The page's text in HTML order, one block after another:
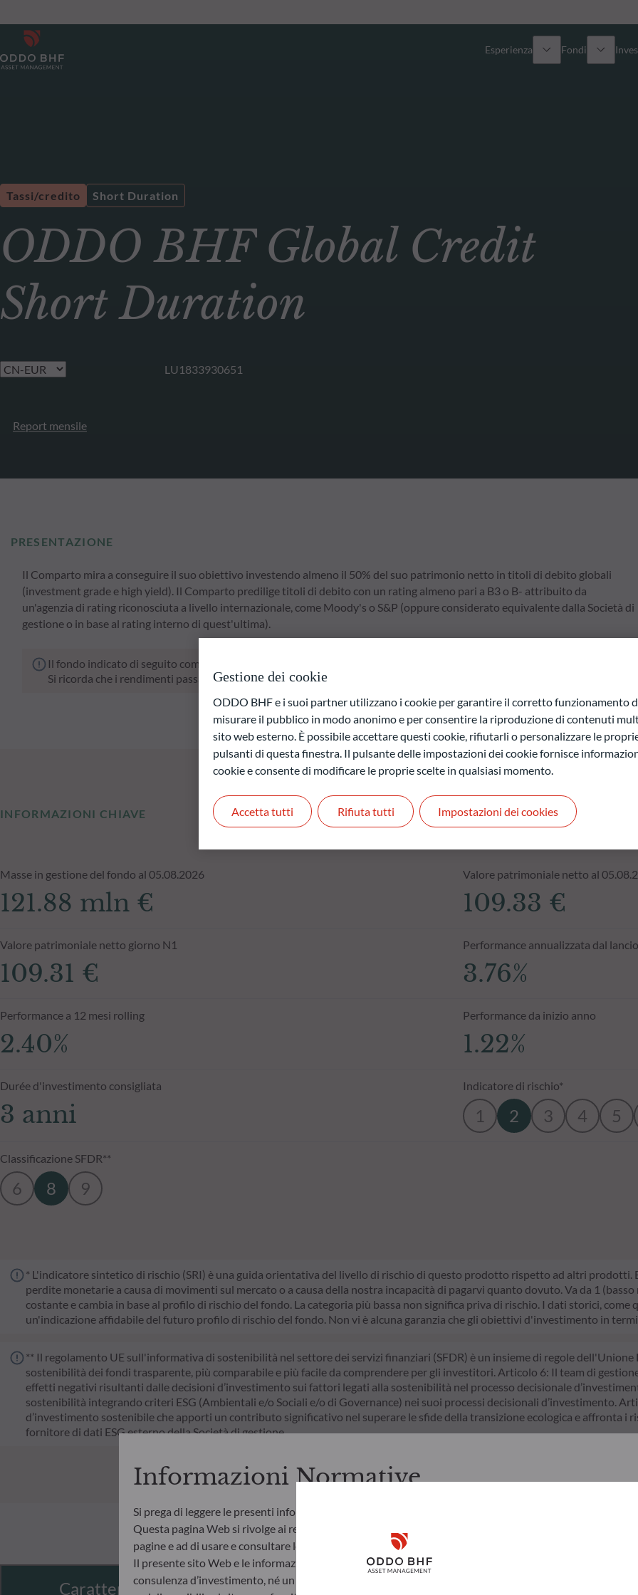
Disclaimer
Esperienza
Multi-Asset
Fondi
ODDO BHF Global Credit
Short Duration
Tassi/credito Short Duration
LU1833930651
Report mensile
PRESENTAZIONE
Il Comparto mira a conseguire il suo obiettivo investendo almeno il 50% del suo patrimonio netto in titoli di debito globali
(investment grade e high yield). Il Comparto predilige titoli di debito con un rating almeno pari a B3 o B- attribuito da
un'agenzia di rating riconosciuta a livello internazionale, come Moody's o S&P (oppure considerato equivalente dalla Società di
gestione o in base al rating interno di quest'ultima).
Il fondo indicato di seguito comporta un rischio di perdita di capitale.
Si ricorda che i rendimenti passati non sono indicativi di quelli futuri e possono variare nel tempo.
INFORMAZIONI CHIAVE
Masse in gestione del fondo al 05.08.2026
121.88 mln €
Valore patrimoniale netto al
109.33 €
Valore patrimoniale netto giorno N1
109.31 €
Performance annualizzata dal lancio
3.76%
Performance a 12 mesi rolling
2.40%
Performance da inizio anno
1.22%
Durée d'investimento consigliata
3 anni
Indicatore di rischio*
1 2 3 4 5
Classificazione SFDR**
6 8 9
* L'indicatore sintetico di rischio (SRI) è una guida orientativa del livello di rischio di questo prodotto rispetto ad altri prodotti.
perdite monetarie a causa di movimenti sul mercato o a causa della nostra incapacità di pagarvi quanto dovuto. Va da 1
costante e cambia in base al profilo di rischio del fondo. La categoria più bassa non significa priva di rischio. I dati storici,
un'indicazione affidabile del futuro profilo di rischio del fondo. Non vi è alcuna garanzia che gli obiettivi d'investimento in
** Il regolamento UE sull'informativa di sostenibilità nel settore dei servizi finanziari (SFDR) è un insieme di regole
sostenibilità dei fondi trasparente, più comparabile e più facile da comprendere per gli investitori. Articolo 6: Il team di
effetti negativi risultanti dalle decisioni d’investimento sui fattori legati alla sostenibilità nel processo decisionale
sostenibilità integrando criteri ESG (Ambientali e/o Sociali e/o di Governance) nei suoi processi decisionali d’investimento.
d’investimento sostenibile che apporti un contributo significativo nel superare le sfide della transizione ecologica e affronta i
fornitore di dati ESG esterno della Società di gestione.
Caratteristiche
Informazioni Normative
Si prega di leggere le presenti informazioni prima di accedere alle pagine successive.
Questa pagina Web si rivolge ai residenti italiani. L'investitore è tenuto ad accertarsi di essere
pagine e ad di usare e consultare le informazioni e i servizi ivi presentati, ai sensi delle leggi in vigore nel
Il presente sito Web e le informazioni ivi contenute sono creati unicamente a scopo informativo e non
consulenza d’investimento, né un invito a sottoscrivere i prodotti e i servizi presentati. Le informazioni
Gestione dei cookie
ODDO BHF e i suoi partner utilizzano i cookie per garantire il corretto funzionamento
misurare il pubblico in modo anonimo e per consentire la riproduzione di contenuti
sito web esterno. È possibile accettare questi cookie, rifiutarli o personalizzare le
pulsanti di questa finestra. Il pulsante delle impostazioni dei cookie fornisce
cookie e consente di modificare le proprie scelte in qualsiasi momento.
Rifiuta tutti
Accetta tutti Impostazioni dei cookies